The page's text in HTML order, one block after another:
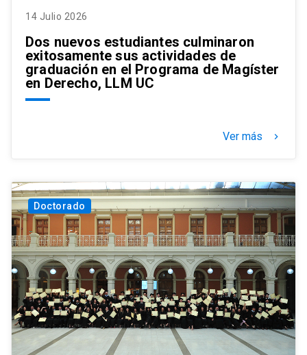
14 Julio 2026
Dos nuevos estudiantes culminaron
exitosamente sus actividades de
graduación en el Programa de Magíster
en Derecho, LLM UC
Ver más keyboard_arrow_right
Doctorado